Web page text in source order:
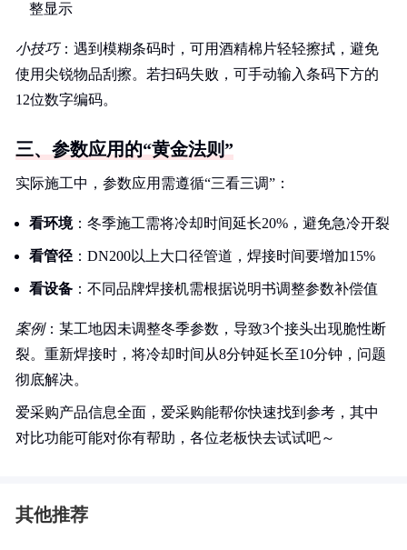
整显示
小技巧：遇到模糊条码时，可用酒精棉片轻轻擦拭，避免
使用尖锐物品刮擦。若扫码失败，可手动输入条码下方的
12位数字编码。
三、参数应用的“黄金法则”
实际施工中，参数应用需遵循“三看三调”：
看环境：冬季施工需将冷却时间延长20%，避免急冷开裂
看管径 ：DN200以上大口径管道，焊接时间要增加15%
看设备 ：不同品牌焊接机需根据说明书调整参数补偿值
案例：某工地因未调整冬季参数，导致3个接头出现脆性断
裂。重新焊接时，将冷却时间从8分钟延长至10分钟，问题
彻底解决。
爱采购产品信息全面，爱采购能帮你快速找到参考，其中
对比功能可能对你有帮助，各位老板快去试试吧～
其他推荐